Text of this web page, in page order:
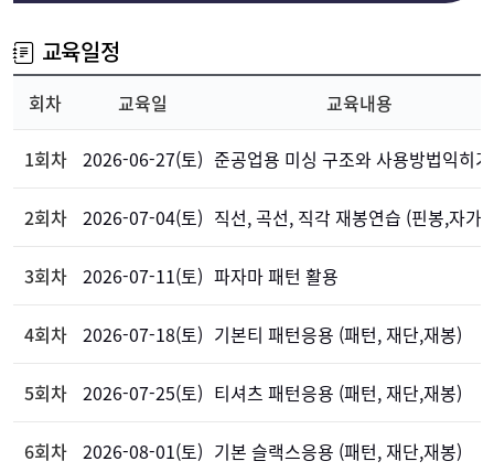
교육일정
회차 교육일 교육내용
1회차 2026-06-27(토) 준공업용 미싱 구조와 사용방법익히기
2회차 2026-07-04(토) 직선, 곡선, 직각 재봉연습 (핀봉,자가
3회차 2026-07-11(토) 파자마 패턴 활용
4회차 2026-07-18(토) 기본티 패턴응용 (패턴, 재단,재봉)
5회차 2026-07-25(토) 티셔츠 패턴응용 (패턴, 재단,재봉)
6회차 2026-08-01(토) 기본 슬랙스응용 (패턴, 재단,재봉)